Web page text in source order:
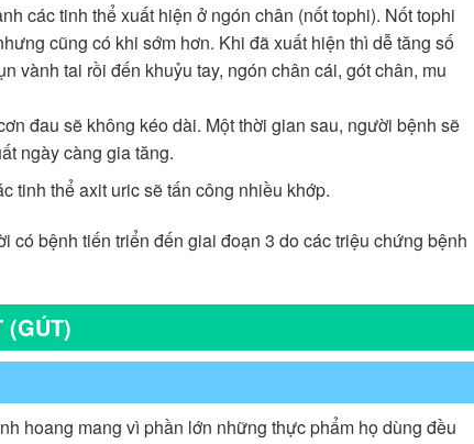
các tinh thể xuất hiện ở ngón chân (nốt tophi). Nốt tophi
cũng có khi sớm hơn. Khi đã xuất hiện thì dễ tăng số
vành tai rồi đến khuỷu tay, ngón chân cái, gót chân, mu
đau sẽ không kéo dài. Một thời gian sau, người bệnh sẽ
ngày càng gia tăng.
tinh thể axit uric sẽ tấn công nhiều khớp.
bệnh tiến triển đến giai đoạn 3 do các triệu chứng bệnh
(GÚT)
hoang mang vì phần lớn những thực phẩm họ dùng đều